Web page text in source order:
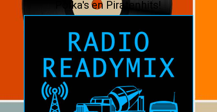
Polka's en Piratenhits!